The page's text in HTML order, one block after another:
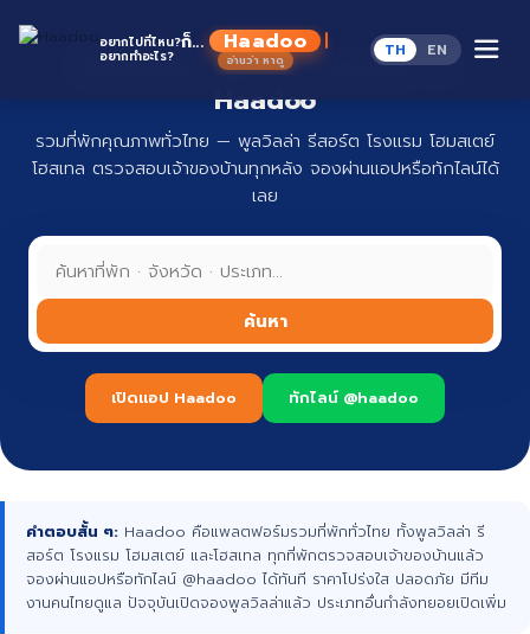
อยากไปที่ไหน?
อยากทำอะไร?
ก็... Haadoo
อ่านว่า หาดู
TH EN
ที่พักทั่วไทย จองง่าย ปลอดภัย กับ
Haadoo
รวมที่พักคุณภาพทั่วไทย — พูลวิลล่า รีสอร์ต โรงแรม โฮมสเตย์
โฮสเทล ตรวจสอบเจ้าของบ้านทุกหลัง จองผ่านแอปหรือทักไลน์ได้
เลย
ค้นหา
เปิดแอป Haadoo ทักไลน์ @haadoo
คำตอบสั้น ๆ: Haadoo คือแพลตฟอร์มรวมที่พักทั่วไทย ทั้งพูลวิลล่า รี
สอร์ต โรงแรม โฮมสเตย์ และโฮสเทล ทุกที่พักตรวจสอบเจ้าของบ้านแล้ว
จองผ่านแอปหรือทักไลน์ @haadoo ได้ทันที ราคาโปร่งใส ปลอดภัย มีทีม
งานคนไทยดูแล ปัจจุบันเปิดจองพูลวิลล่าแล้ว ประเภทอื่นกำลังทยอยเปิดเพิ่ม